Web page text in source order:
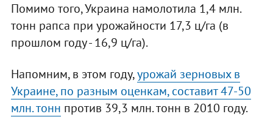
Помимо того, Украина намолотила 1,4 млн.
тонн рапса при урожайности 17,3 ц/га (в
прошлом году - 16,9 ц/га).
Напомним, в этом году,урожай зерновых в
Украине, по разным оценкам, составит 47-50
млн. тонн против 39,3 млн. тонн в 2010 году.